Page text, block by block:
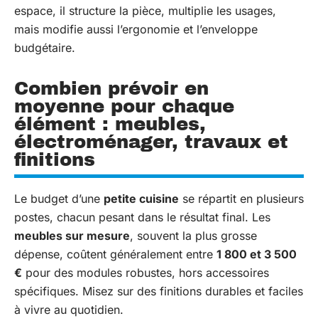
espace, il structure la pièce, multiplie les usages,
mais modifie aussi l’ergonomie et l’enveloppe
budgétaire.
Combien prévoir en
moyenne pour chaque
élément : meubles,
électroménager, travaux et
finitions
Le budget d’une petite cuisine se répartit en plusieurs
postes, chacun pesant dans le résultat final. Les
meubles sur mesure, souvent la plus grosse
dépense, coûtent généralement entre 1 800 et 3 500
€ pour des modules robustes, hors accessoires
spécifiques. Misez sur des finitions durables et faciles
à vivre au quotidien.